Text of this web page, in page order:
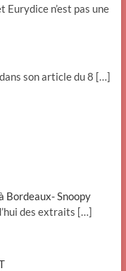
Eurydice n’est pas une
son article du 8 […]
Bordeaux- Snoopy
des extraits […]